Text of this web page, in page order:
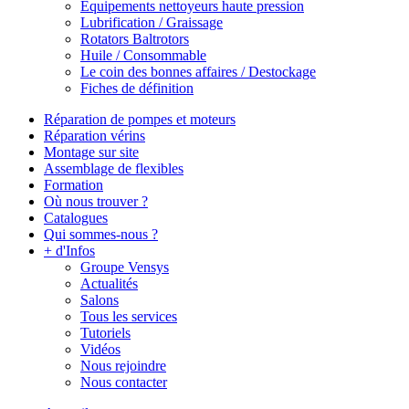
Equipements nettoyeurs haute pression
Lubrification / Graissage
Rotators Baltrotors
Huile / Consommable
Le coin des bonnes affaires / Destockage
Fiches de définition
Réparation de pompes et moteurs
Réparation vérins
Montage sur site
Assemblage de flexibles
Formation
Où nous trouver ?
Catalogues
Qui sommes-nous ?
+ d'Infos
Groupe Vensys
Actualités
Salons
Tous les services
Tutoriels
Vidéos
Nous rejoindre
Nous contacter